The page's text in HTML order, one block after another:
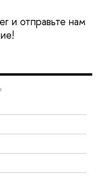
и отправьте нам